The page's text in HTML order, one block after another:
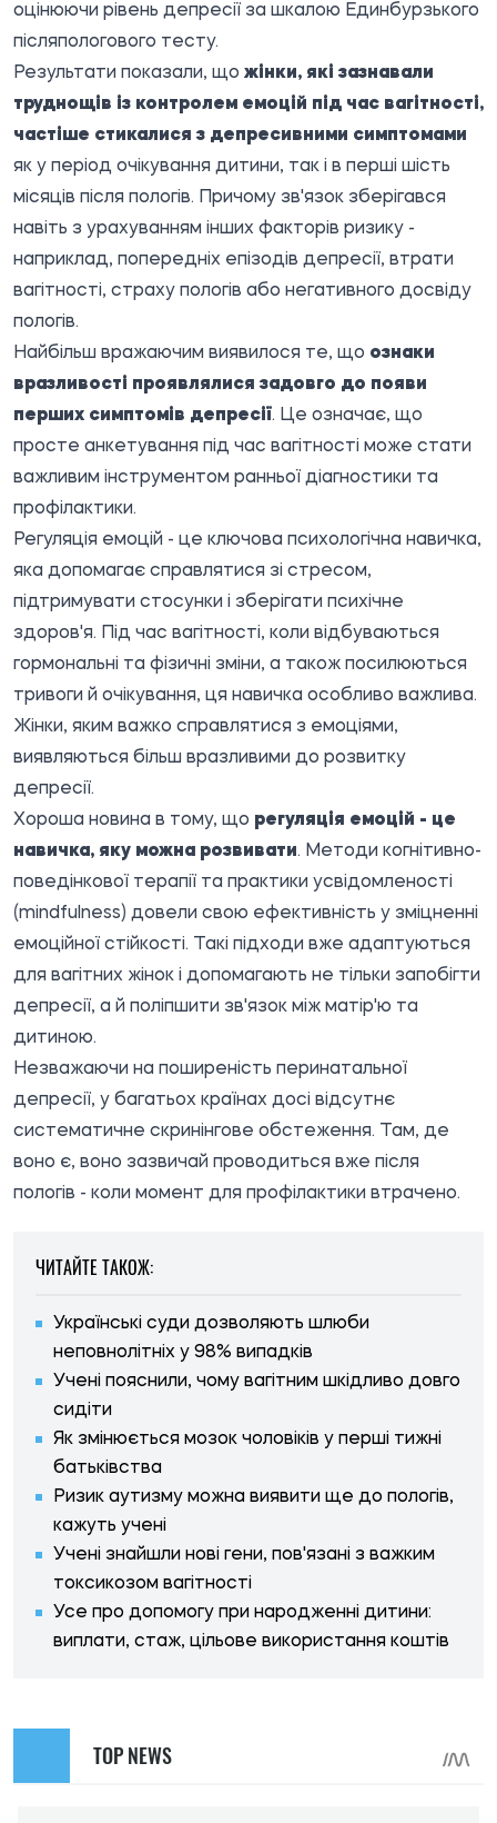
оцінюючи рівень депресії за шкалою Единбурзького
післяпологового тесту.
Результати показали, що жінки, які зазнавали
труднощів із контролем емоцій під час вагітності,
частіше стикалися з депресивними симптомами
як у період очікування дитини, так і в перші шість
місяців після пологів. Причому зв'язок зберігався
навіть з урахуванням інших факторів ризику -
наприклад, попередніх епізодів депресії, втрати
вагітності, страху пологів або негативного досвіду
пологів.
Найбільш вражаючим виявилося те, що ознаки
вразливості проявлялися задовго до появи
перших симптомів депресії. Це означає, що
просте анкетування під час вагітності може стати
важливим інструментом ранньої діагностики та
профілактики.
Регуляція емоцій - це ключова психологічна навичка,
яка допомагає справлятися зі стресом,
підтримувати стосунки і зберігати психічне
здоров'я. Під час вагітності, коли відбуваються
гормональні та фізичні зміни, а також посилюються
тривоги й очікування, ця навичка особливо важлива.
Жінки, яким важко справлятися з емоціями,
виявляються більш вразливими до розвитку
депресії.
Хороша новина в тому, що регуляція емоцій - це
навичка, яку можна розвивати. Методи когнітивно-
поведінкової терапії та практики усвідомленості
(mindfulness) довели свою ефективність у зміцненні
емоційної стійкості. Такі підходи вже адаптуються
для вагітних жінок і допомагають не тільки запобігти
депресії, а й поліпшити зв'язок між матір'ю та
дитиною.
Незважаючи на поширеність перинатальної
депресії, у багатьох країнах досі відсутнє
систематичне скринінгове обстеження. Там, де
воно є, воно зазвичай проводиться вже після
пологів - коли момент для профілактики втрачено.
ЧИТАЙТЕ ТАКОЖ:
Українські суди дозволяють шлюби
неповнолітніх у 98% випадків
Учені пояснили, чому вагітним шкідливо довго
сидіти
Як змінюється мозок чоловіків у перші тижні
батьківства
Ризик аутизму можна виявити ще до пологів,
кажуть учені
Учені знайшли нові гени, пов'язані з важким
токсикозом вагітності
Усе про допомогу при народженні дитини:
виплати, стаж, цільове використання коштів